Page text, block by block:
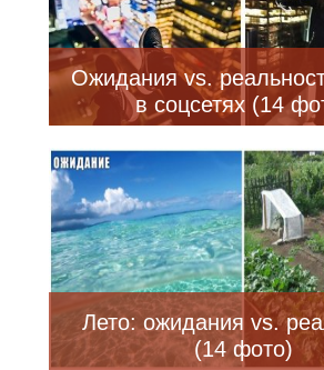
Ожидания vs.
в соцсетях (14
Лето: ожидания vs.
(14 фото)